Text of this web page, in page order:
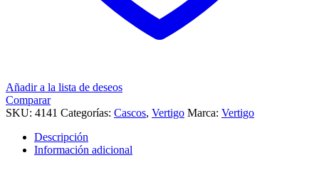
Añadir a la lista de deseos
Comparar
SKU: 4141 Categorías: Cascos, Vertigo Marca: Vertigo
Descripción
Información adicional